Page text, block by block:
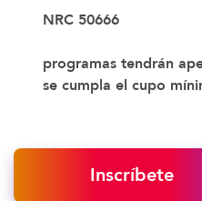
NRC
programas tendrán
se cumpla el cupo
Inscríbete